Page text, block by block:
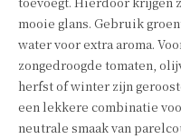
mooie glans. Gebruik
water voor extra aroma.
zongedroogde tomaten,
herfst of winter zijn
een lekkere combinatie
neutrale smaak van